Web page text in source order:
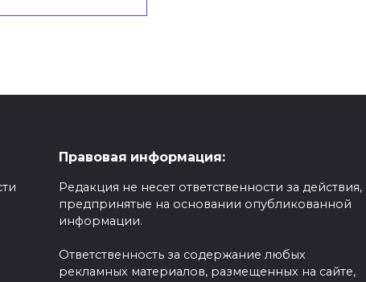
Правовая информация:
Редакция не несет ответственности за действия,
предпринятые на основании опубликованной
информации.
Ответственность за содержание любых
рекламных материалов, размещенных на сайте,